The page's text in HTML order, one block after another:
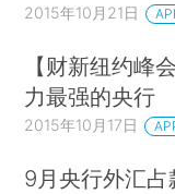
2015年10月21日
【财新纽约峰
力最强的央行
2015年10月17日
9月央行外汇